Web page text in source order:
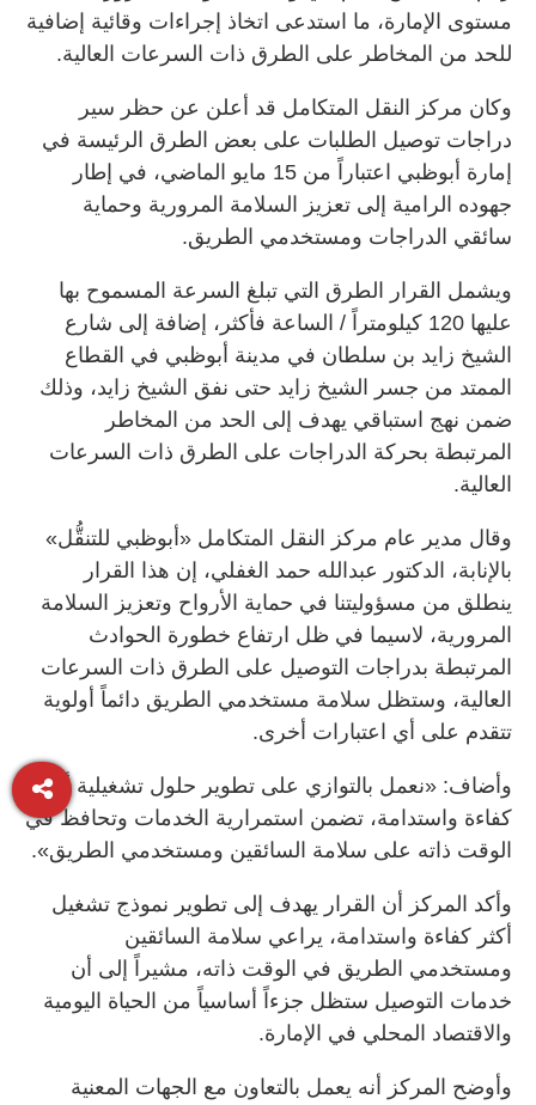
مستوى الإمارة، ما استدعى اتخاذ إجراءات وقائية إضافية
للحد من المخاطر على الطرق ذات السرعات العالية.
وكان مركز النقل المتكامل قد أعلن عن حظر سير
دراجات توصيل الطلبات على بعض الطرق الرئيسة في
إمارة أبوظبي اعتباراً من 15 مايو الماضي، في إطار
جهوده الرامية إلى تعزيز السلامة المرورية وحماية
سائقي الدراجات ومستخدمي الطريق.
ويشمل القرار الطرق التي تبلغ السرعة المسموح بها
عليها 120 كيلومتراً / الساعة فأكثر، إضافة إلى شارع
الشيخ زايد بن سلطان في مدينة أبوظبي في القطاع
الممتد من جسر الشيخ زايد حتى نفق الشيخ زايد، وذلك
ضمن نهج استباقي يهدف إلى الحد من المخاطر
المرتبطة بحركة الدراجات على الطرق ذات السرعات
العالية.
وقال مدير عام مركز النقل المتكامل «أبوظبي للتنقُّل»
بالإنابة، الدكتور عبدالله حمد الغفلي، إن هذا القرار
ينطلق من مسؤوليتنا في حماية الأرواح وتعزيز السلامة
المرورية، لاسيما في ظل ارتفاع خطورة الحوادث
المرتبطة بدراجات التوصيل على الطرق ذات السرعات
العالية، وستظل سلامة مستخدمي الطريق دائماً أولوية
تتقدم على أي اعتبارات أخرى.
وأضاف: «نعمل بالتوازي على تطوير حلول تشغيلية أكثر
كفاءة واستدامة، تضمن استمرارية الخدمات وتحافظ في
الوقت ذاته على سلامة السائقين ومستخدمي الطريق».
وأكد المركز أن القرار يهدف إلى تطوير نموذج تشغيل
أكثر كفاءة واستدامة، يراعي سلامة السائقين
ومستخدمي الطريق في الوقت ذاته، مشيراً إلى أن
خدمات التوصيل ستظل جزءاً أساسياً من الحياة اليومية
والاقتصاد المحلي في الإمارة.
وأوضح المركز أنه يعمل بالتعاون مع الجهات المعنية